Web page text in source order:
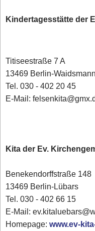
Kindertagesstätte der
Titiseestraße 7 A
13469 Berlin-
Tel. 030 - 402 20 45
E-Mail:
Kita der Ev.
Benekendorffstraße 148
13469 Berlin-Lübars
Tel. 030 - 402 66 15
E-Mail:
Homepage:www.ev-